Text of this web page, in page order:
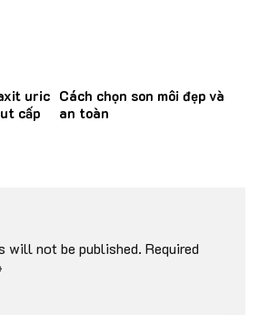
uric
cấp
Cách chọn son môi đẹp và
an toàn
will not be published. Required